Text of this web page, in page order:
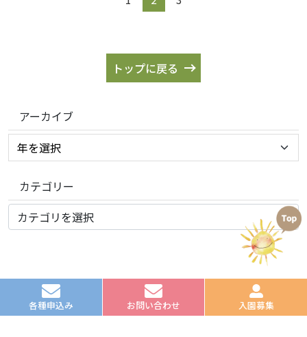
トップに戻る
アーカイブ
カテゴリー
©2022 認定こども園 元江別わかば幼稚園
各種申込み お問い合わせ 入園募集